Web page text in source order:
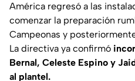
América regresó a las
comenzar la preparación
Campeonas y
La directiva ya confirmó
Bernal, Celeste Espino y
al plantel.